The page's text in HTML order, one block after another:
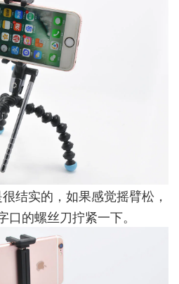
结实的，如果感觉摇臂松，
口的螺丝刀拧紧一下。